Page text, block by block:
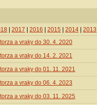
2017 2016 2015 2014 2013
a vraky do 30. 4. 2020
a vraky do 14. 2. 2021
a vraky do 01. 11. 2021
a vraky do 06. 4. 2023
a vraky do 03. 11. 2025